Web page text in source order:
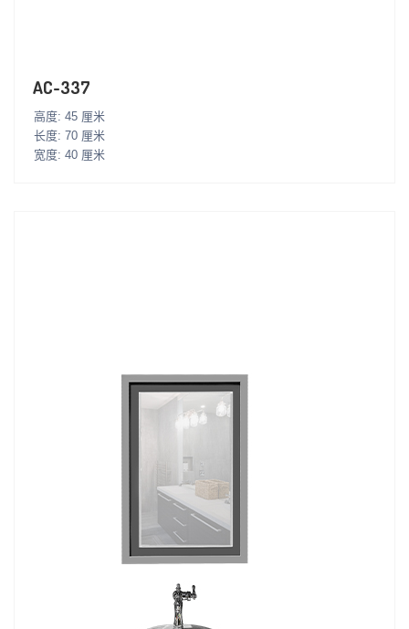
AC-337
高度: 45 厘米
长度: 70 厘米
宽度: 40 厘米